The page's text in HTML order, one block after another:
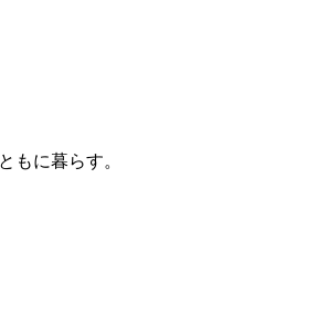
もに暮らす。